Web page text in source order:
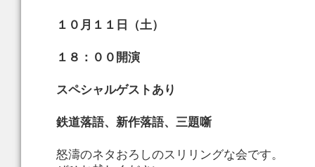
１０月１１日（土）
１８：００開演
スペシャルゲストあり
鉄道落語、新作落語、三題噺
怒濤のネタおろしのスリリングな会です。